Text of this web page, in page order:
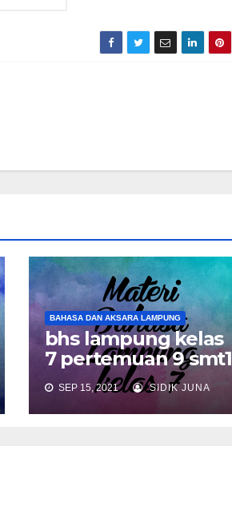
BAHASA DAN AKSARA LAMPUNG
bhs lampung kelas
7 pertemuan 9 smt1
SEP 15, 2021 SIDIK JUNA